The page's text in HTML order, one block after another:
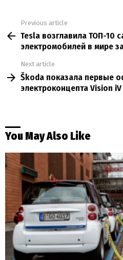
more
Previous article
Tesla возглавила ТОП-10
электромобилей в мире
Next article
Škoda показала первые
электроконцепта Vision iV
You May Also Like